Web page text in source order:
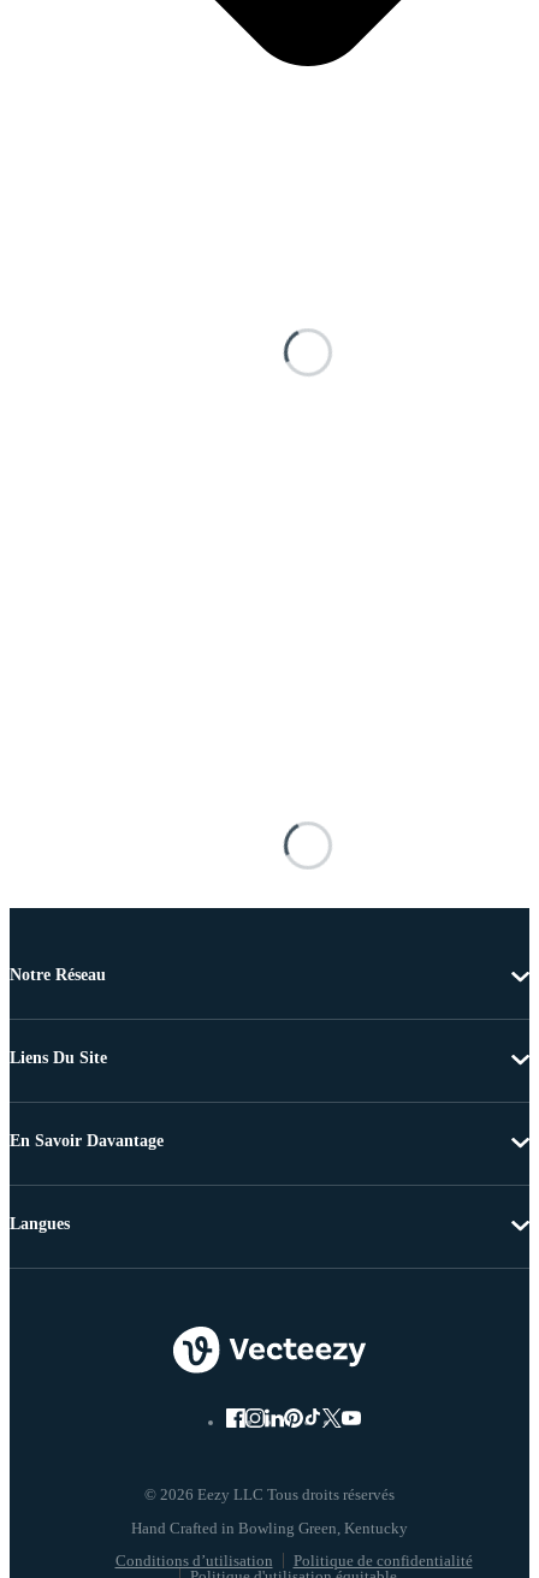
Notre Réseau
Liens Du Site
En Savoir Davantage
© 2026 Eezy LLC Tous droits réservés
Conditions d’utilisation
Politique de confidentialité
Langues